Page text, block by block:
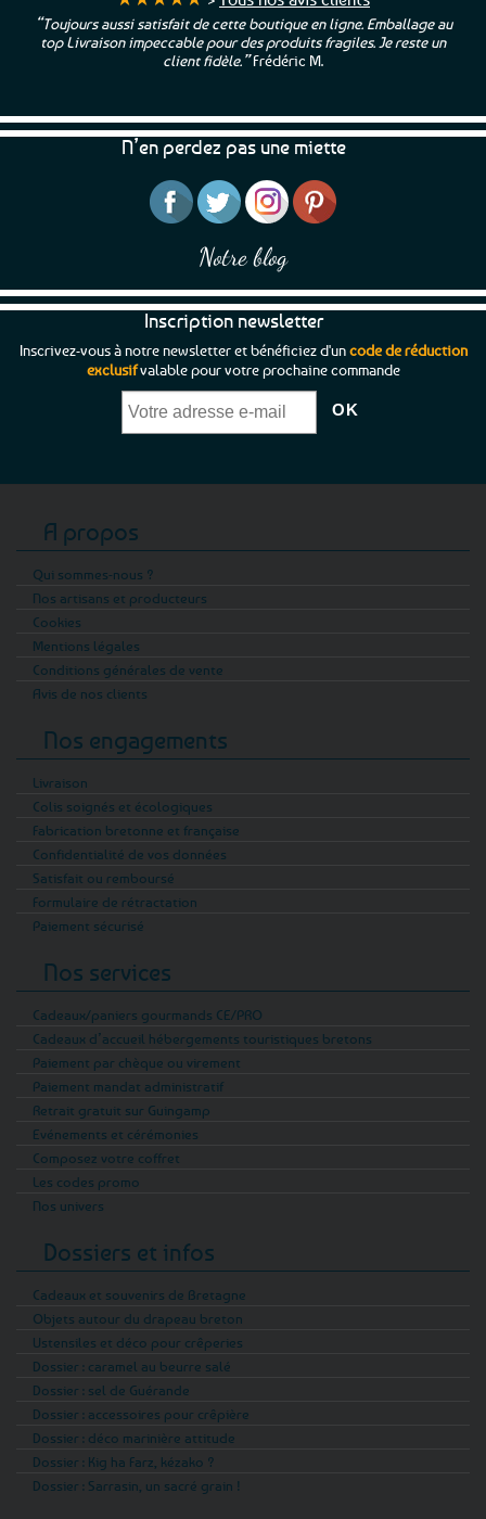
“Toujours aussi satisfait de cette boutique en ligne. Emballage au
top Livraison impeccable pour des produits fragiles. Je reste un
client fidèle.”Frédéric M.
N’en perdez pas une miette
Notre blog
Inscription newsletter
Inscrivez-vous à notre newsletter et bénéficiez d'uncode de réduction
exclusifvalable pour votre prochaine commande
A propos
Qui sommes-nous ?
Nos artisans et producteurs
Cookies
Mentions légales
Conditions générales de vente
Avis de nos clients
Nos engagements
Livraison
Colis soignés et écologiques
Fabrication bretonne et française
Confidentialité de vos données
Satisfait ou remboursé
Formulaire de rétractation
Paiement sécurisé
Nos services
Cadeaux/paniers gourmands CE/PRO
Cadeaux d’accueil hébergements touristiques bretons
Paiement par chèque ou virement
Paiement mandat administratif
Retrait gratuit sur Guingamp
Evénements et cérémonies
Composez votre coffret
Les codes promo
Nos univers
Dossiers et infos
Cadeaux et souvenirs de Bretagne
Objets autour du drapeau breton
Ustensiles et déco pour crêperies
Dossier : caramel au beurre salé
Dossier : sel de Guérande
Dossier : accessoires pour crêpière
Dossier : déco marinière attitude
Dossier : Kig ha Farz, kézako ?
Dossier : Sarrasin, un sacré grain !